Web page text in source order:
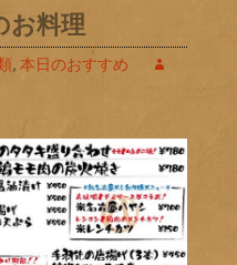
お料理
, 本日のおすすめ